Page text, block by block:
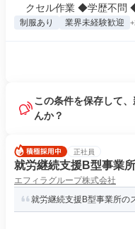
クセル作業 ◆学歴不問
制服あり 業界未経験歓迎
この条件を保存して
んか？
正社員
就労継続支援B型事業
エフィラグループ株式会社
就労継続支援B型事業所の